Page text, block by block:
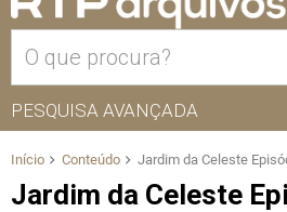
PESQUISA AVANÇADA
Início Conteúdo Jardim da Celeste
Jardim da Celeste